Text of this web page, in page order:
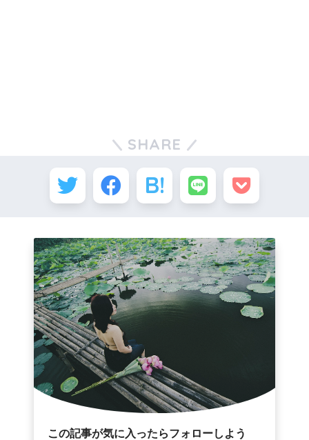
SHARE
この記事が気に入ったらフォローしよう